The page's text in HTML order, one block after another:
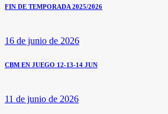
FIN DE TEMPORADA 2025/2026
16 de junio de 2026
CBM EN JUEGO 12-13-14 JUN
11 de junio de 2026